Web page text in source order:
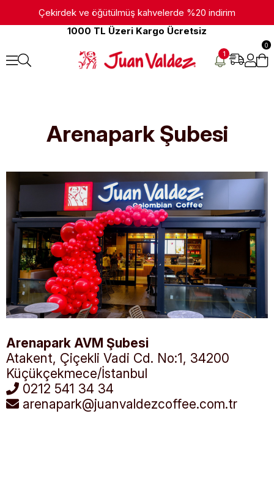
Çekirdek ve öğütülmüş kahvelerde %20 indirim
1000 TL Üzeri Kargo Ücretsiz
1
0
Arenapark Şubesi
Arenapark AVM Şubesi
Atakent, Çiçekli Vadi Cd. No:1, 34200
Küçükçekmece/İstanbul
0212 541 34 34
arenapark@juanvaldezcoffee.com.tr